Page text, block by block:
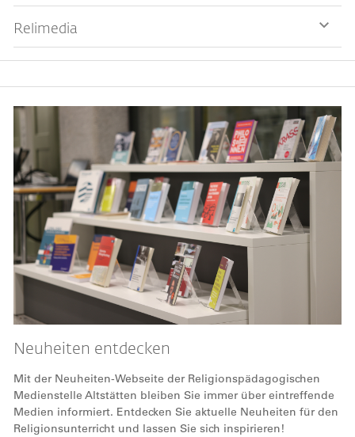
Relimedia
Neuheiten entdecken
Mit der Neuheiten-Webseite der Religionspädagogischen
Medienstelle Altstätten bleiben Sie immer über eintreffende
Medien informiert. Entdecken Sie aktuelle Neuheiten für den
Religionsunterricht und lassen Sie sich inspirieren!